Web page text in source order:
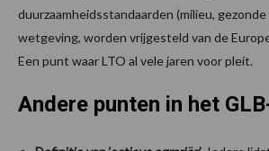
duurzaamheidsstandaarden (milieu,
wetgeving, worden vrijgesteld van de
Een punt waar LTO al vele jaren voor pleit.
Andere punten in het